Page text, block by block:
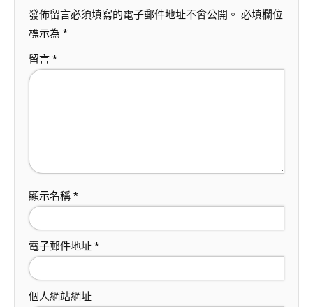
發佈留言必須填寫的電子郵件地址不會公開。 必填欄位
標示為 *
留言 *
顯示名稱 *
電子郵件地址 *
個人網站網址